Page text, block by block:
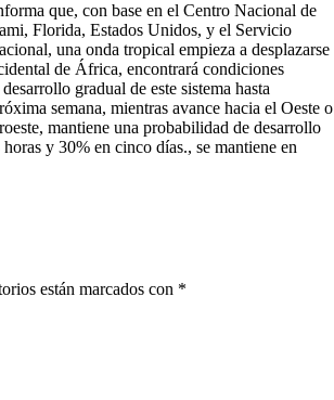
que, con base en el Centro Nacional de
Florida, Estados Unidos, y el Servicio
una onda tropical empieza a desplazarse
de África, encontrará condiciones
gradual de este sistema hasta
semana, mientras avance hacia el Oeste o
mantiene una probabilidad de desarrollo
y 30% en cinco días., se mantiene en
están marcados con *